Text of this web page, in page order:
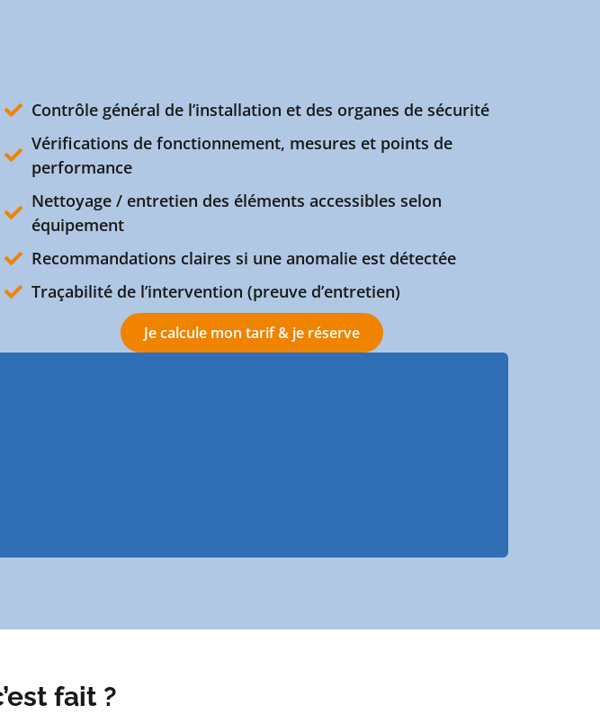
Contrôle général de l’installation et des organes de sécurité
Vérifications de fonctionnement, mesures et points de
performance
Nettoyage / entretien des éléments accessibles selon
équipement
Recommandations claires si une anomalie est détectée
Traçabilité de l’intervention (preuve d’entretien)
Je calcule mon tarif & je réserve
fait ?